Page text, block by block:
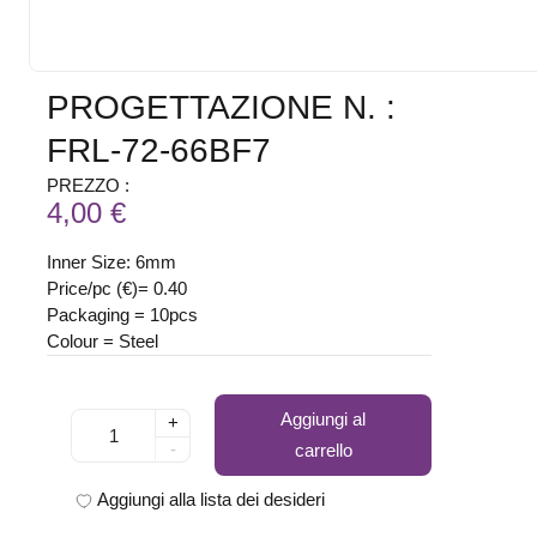
PROGETTAZIONE N. :
FRL-72-66BF7
PREZZO :
4,00 €
Inner Size: 6mm
Price/pc (€)= 0.40
Packaging = 10pcs
Colour = Steel
+
-
Aggiungi al
carrello
Aggiungi alla lista dei desideri